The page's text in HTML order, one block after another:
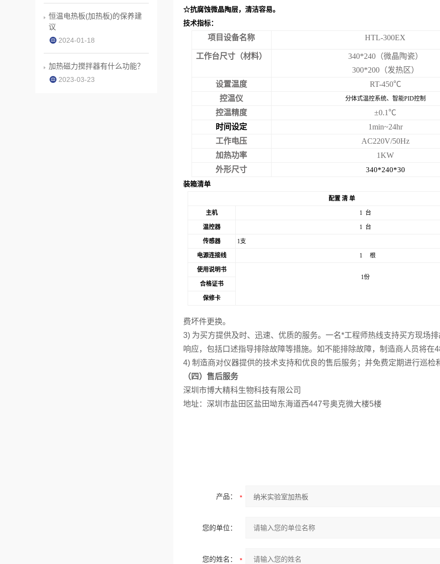
☆抗腐蚀微晶陶层，清洁容易。
技术指标：
项目设备名称 HTL-300EX
工作台尺寸（材料） 340*240（微晶陶瓷）
300*200（发热区）
设置温度
RT-450℃
控温仪
分体式温控系统、智能PID控制
控温精度
±0.1℃
时间设定
1min~24hr
工作电压
AC220V/50Hz
加热功率
1KW
外形尺寸
340*240*30
装箱清单
配置 清 单
主机 1 台
温控器 1 台
传感器 1支
电源连接线 1 根
使用说明书
1份
合格证书
保修卡
费坏件更换。
3) 为买方提供及时、迅速、优质的服务。一名*工程师热线支持买方现场
响应，包括口述指导排除故障等措施。如不能排除故障，制造商人员将在
4) 制造商对仪器提供的技术支持和优良的售后服务；并免费定期进行巡检
（四）售后服务
深圳市博大精科生物科技有限公司
地址：深圳市盐田区盐田坳东海道西447号奥克微大楼5楼
产品：
您的单位：
您的姓名：
恒温电热板(加热板)的保养建
议
2024-01-18
加热磁力搅拌器有什么功能？
2023-03-23